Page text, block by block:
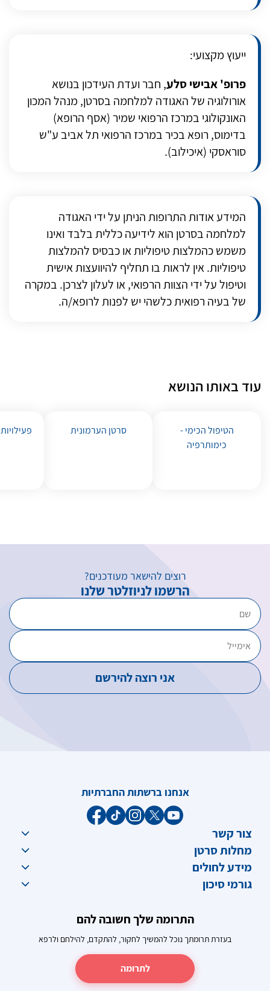
ייעוץ מקצועי:
פרופ' אבישי סלע, חבר ועדת העידכון בנושא
אורולוגיה של האגודה למלחמה בסרטן, מנהל המכון
האונקולוגי במרכז הרפואי שמיר (אסף הרופא)
בדימוס, רופא בכיר במרכז הרפואי תל אביב ע"ש
סוראסקי (איכילוב).
המידע אודות התרופות הניתן על ידי האגודה
למלחמה בסרטן הוא לידיעה כללית בלבד ואינו
משמש כהמלצות טיפוליות או כבסיס להמלצות
טיפוליות. אין לראות בו תחליף להיוועצות אישית
וטיפול על ידי הצוות הרפואי, או לעלון לצרכן. במקרה
של בעיה רפואית כלשהי יש לפנות לרופא/ה.
עוד באותו הנושא
הטיפול הכימי -
כימותרפיה
סרטן הערמונית
רוצים להישאר מעודכנים?
הרשמו לניוזלטר שלנו
מחלות סרטן
מידע לחולים
גורמי סיכון
צור קשר
אנחנו ברשתות החברתיות
התרומה שלך חשובה להם
בעזרת תרומתך נוכל להמשיך לחקור, להתקדם, להילחם ולרפא
לתרומה